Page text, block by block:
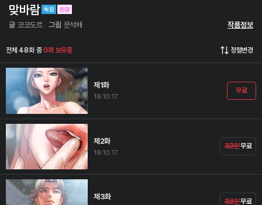
맞바람
글 코코도르 그림 문석배 작품정보
전체 48화 중 0화 보유중 정렬변경
제1화
19.10.17
무료
제2화
19.10.17
3코인무료
제3화
3코인무료